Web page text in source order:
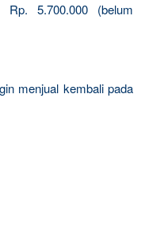
5.700.000 (belum
menjual kembali pada